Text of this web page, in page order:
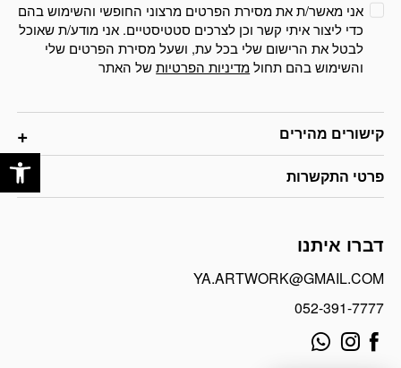
קישורים מהירים
פרטי התקשרות
דברו איתנו
YA.ARTWORK@GMAIL.COM
052-391-7777
אני מאשר/ת את מסירת הפרטים מרצוני החופשי והשימוש בהם
כדי ליצור איתי קשר וכן לצרכים סטטיסטיים. אני מודע/ת שאוכל
לבטל את הרישום שלי בכל עת, ושעל מסירת הפרטים שלי
והשימוש בהם תחולמדיניות הפרטיותשל האתר